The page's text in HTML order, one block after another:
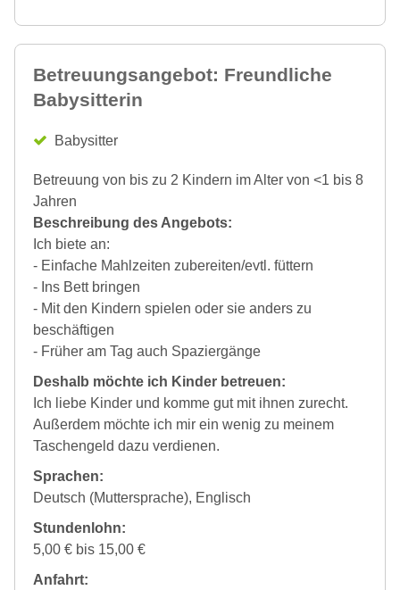
Betreuungsangebot: Freundliche
Babysitterin
Babysitter
Betreuung von bis zu 2 Kindern im Alter von <1 bis 8
Jahren
Beschreibung des Angebots:
Ich biete an:
- Einfache Mahlzeiten zubereiten/evtl. füttern
- Ins Bett bringen
- Mit den Kindern spielen oder sie anders zu
beschäftigen
- Früher am Tag auch Spaziergänge
Deshalb möchte ich Kinder betreuen:
Ich liebe Kinder und komme gut mit ihnen zurecht.
Außerdem möchte ich mir ein wenig zu meinem
Taschengeld dazu verdienen.
Sprachen:
Deutsch (Muttersprache), Englisch
Stundenlohn:
5,00 € bis 15,00 €
Anfahrt: